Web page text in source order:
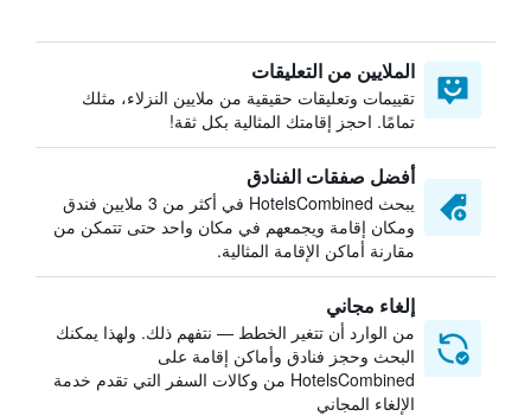
الملايين من التعليقات
تقييمات وتعليقات حقيقية من ملايين النزلاء، مثلك
تمامًا. احجز إقامتك المثالية بكل ثقة!
أفضل صفقات الفنادق
يبحث HotelsCombined في أكثر من 3 ملايين فندق
ومكان إقامة ويجمعهم في مكان واحد حتى تتمكن من
مقارنة أماكن الإقامة المثالية.
إلغاء مجاني
من الوارد أن تتغير الخطط — نتفهم ذلك. ولهذا يمكنك
البحث وحجز فنادق وأماكن إقامة على
HotelsCombined من وكالات السفر التي تقدم خدمة
الإلغاء المجاني